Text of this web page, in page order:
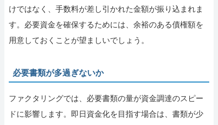
けではなく、手数料が差し引かれた金額が振り込まれま
す。必要資金を確保するためには、余裕のある債権額を
用意しておくことが望ましいでしょう。
必要書類が多過ぎないか
ファクタリングでは、必要書類の量が資金調達のスピー
ドに影響します。即日資金化を目指す場合は、書類が少